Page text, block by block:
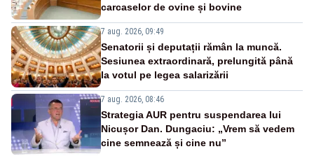
carcaselor de ovine și bovine
7 aug. 2026, 09:49
Senatorii și deputații rămân la muncă.
Sesiunea extraordinară, prelungită până
la votul pe legea salarizării
7 aug. 2026, 08:46
Strategia AUR pentru suspendarea lui
Nicușor Dan. Dungaciu: „Vrem să vedem
cine semnează și cine nu”